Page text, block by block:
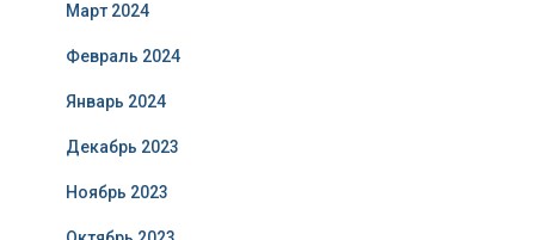
Март 2024
Февраль 2024
Январь 2024
Декабрь 2023
Ноябрь 2023